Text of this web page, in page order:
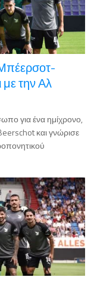
με την Αλ
για ένα ημίχρονο,
και γνώρισε